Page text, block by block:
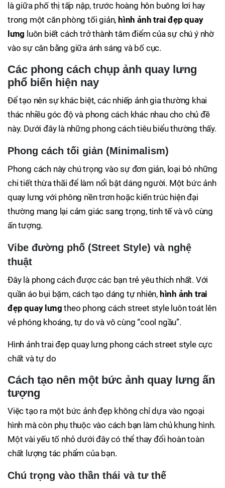
là giữa phố thị tấp nập, trước hoàng hôn buông lơi hay
trong một căn phòng tối giản, hình ảnh trai đẹp quay
lưng luôn biết cách trở thành tâm điểm của sự chú ý nhờ
vào sự cân bằng giữa ánh sáng và bố cục.
Các phong cách chụp ảnh quay lưng
phổ biến hiện nay
Để tạo nên sự khác biệt, các nhiếp ảnh gia thường khai
thác nhiều góc độ và phong cách khác nhau cho chủ đề
này. Dưới đây là những phong cách tiêu biểu thường thấy.
Phong cách tối giản (Minimalism)
Phong cách này chú trọng vào sự đơn giản, loại bỏ những
chi tiết thừa thãi để làm nổi bật dáng người. Một bức ảnh
quay lưng với phông nền trơn hoặc kiến trúc hiện đại
thường mang lại cảm giác sang trọng, tinh tế và vô cùng
ấn tượng.
Vibe đường phố (Street Style) và nghệ
thuật
Đây là phong cách được các bạn trẻ yêu thích nhất. Với
quần áo bụi bặm, cách tạo dáng tự nhiên, hình ảnh trai
đẹp quay lưng theo phong cách street style luôn toát lên
vẻ phóng khoáng, tự do và vô cùng “cool ngầu”.
Hình ảnh trai đẹp quay lưng phong cách street style cực
chất và tự do
Cách tạo nên một bức ảnh quay lưng ấn
tượng
Việc tạo ra một bức ảnh đẹp không chỉ dựa vào ngoại
hình mà còn phụ thuộc vào cách bạn làm chủ khung hình.
Một vài yếu tố nhỏ dưới đây có thể thay đổi hoàn toàn
chất lượng tác phẩm của bạn.
Chú trọng vào thần thái và tư thế